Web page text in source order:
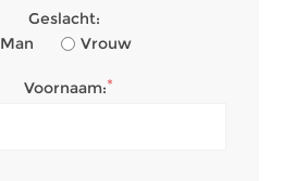
Geslacht:
Man
Vrouw
Voornaam:*